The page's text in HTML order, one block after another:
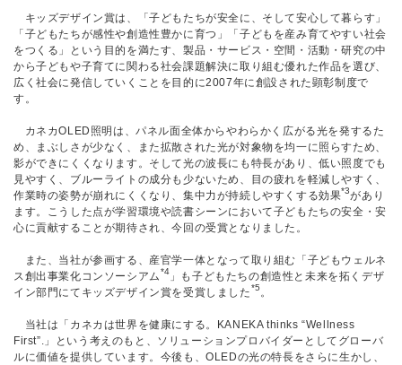
キッズデザイン賞は、「子どもたちが安全に、そして安心して暮らす」
「子どもたちが感性や創造性豊かに育つ」「子どもを産み育てやすい社会
をつくる」という目的を満たす、製品・サービス・空間・活動・研究の中
から子どもや子育てに関わる社会課題解決に取り組む優れた作品を選び、
広く社会に発信していくことを目的に2007年に創設された顕彰制度で
す。
カネカOLED照明は、パネル面全体からやわらかく広がる光を発するた
め、まぶしさが少なく、また拡散された光が対象物を均一に照らすため、
影ができにくくなります。そして光の波長にも特長があり、低い照度でも
見やすく、ブルーライトの成分も少ないため、目の疲れを軽減しやすく、
作業時の姿勢が崩れにくくなり、集中力が持続しやすくする効果*3があり
ます。こうした点が学習環境や読書シーンにおいて子どもたちの安全・安
心に貢献することが期待され、今回の受賞となりました。
また、当社が参画する、産官学一体となって取り組む「子どもウェルネ
ス創出事業化コンソーシアム*4」も子どもたちの創造性と未来を拓くデザ
イン部門にてキッズデザイン賞を受賞しました*5 。
当社は「カネカは世界を健康にする。KANEKA thinks “Wellness
First”.」という考えのもと、ソリューションプロバイダーとしてグローバ
ルに価値を提供しています。今後も、OLEDの光の特長をさらに生かし、